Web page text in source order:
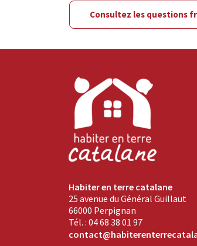
Consultez les questions
Habiter en terre catalane
25 avenue du Général Guillaut
66000 Perpignan
Tél. : 04 68 38 01 97